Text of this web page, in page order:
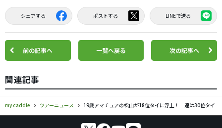
シェアする ポストする LINEで送る
前の記事へ 一覧へ戻る 次の記事へ
関連記事
my caddie ツアーニュース 19歳アマチュアの松山が18位タイに浮上！ 遼は30位タイ